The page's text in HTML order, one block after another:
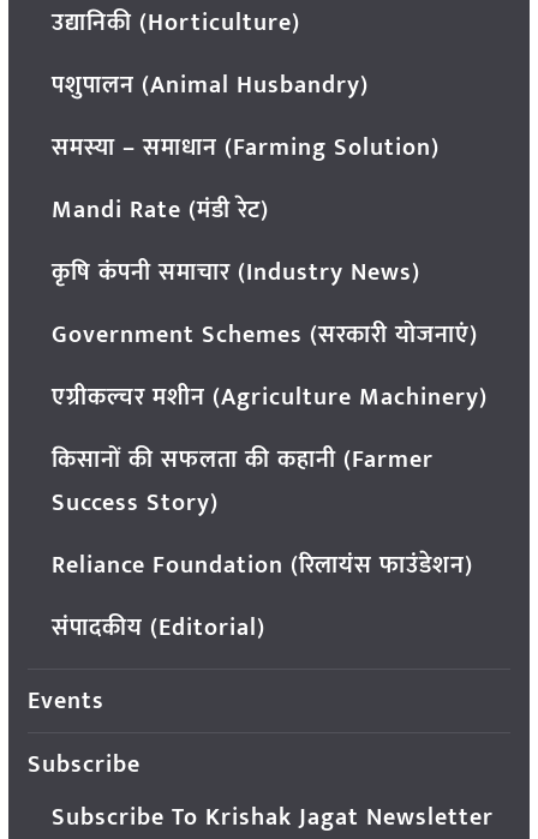
उद्यानिकी (Horticulture)
पशुपालन (Animal Husbandry)
समस्या – समाधान (Farming Solution)
Mandi Rate (मंडी रेट)
कृषि कंपनी समाचार (Industry News)
Government Schemes (सरकारी योजनाएं)
एग्रीकल्चर मशीन (Agriculture Machinery)
किसानों की सफलता की कहानी (Farmer
Success Story)
Reliance Foundation (रिलायंस फाउंडेशन)
संपादकीय (Editorial)
Events
Subscribe
Subscribe To Krishak Jagat Newsletter